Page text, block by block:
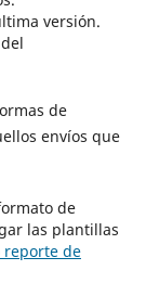
versión.
de
envíos que
de
las plantillas
de